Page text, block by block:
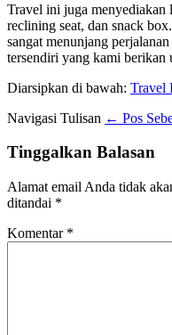
Travel ini juga menyediakan
reclining seat, dan snack
sangat menunjang
tersendiri yang kami berikan
Diarsipkan di bawah: Travel
Navigasi Tulisan ← Pos
Tinggalkan Balasan
Alamat email Anda tidak
ditandai *
Komentar *